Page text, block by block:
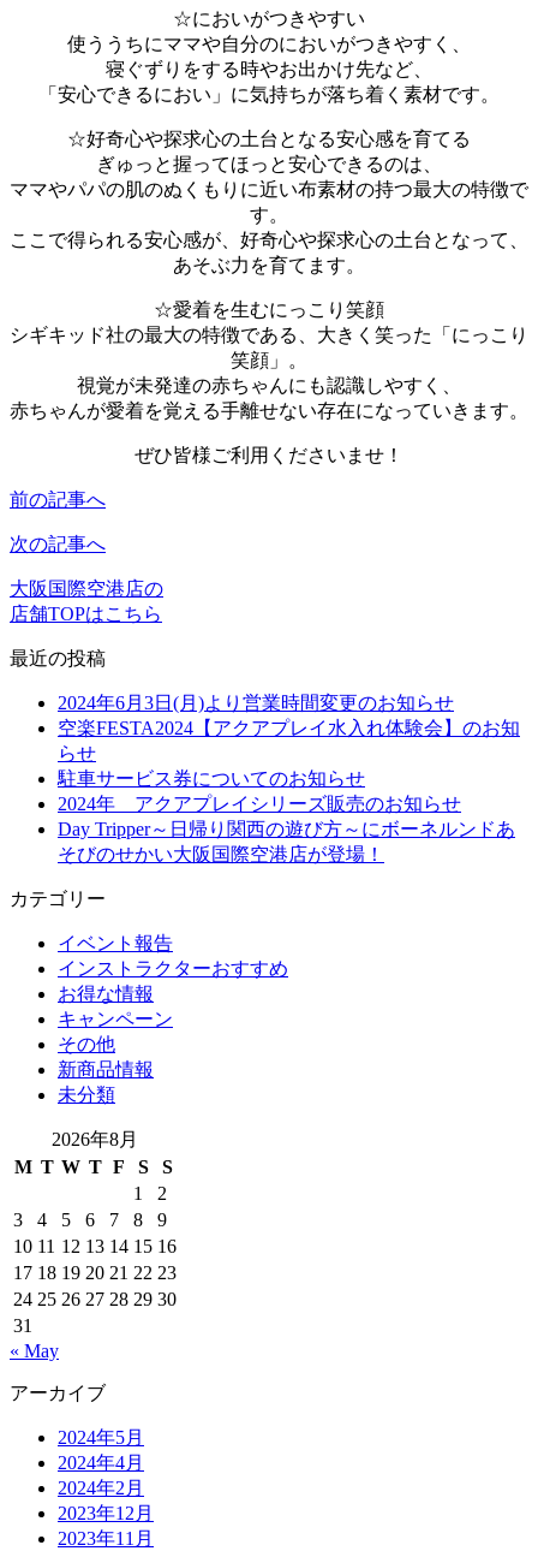
☆においがつきやすい
使ううちにママや自分のにおいがつきやすく、
寝ぐずりをする時やお出かけ先など、
「安心できるにおい」に気持ちが落ち着く素材です。
☆好奇心や探求心の土台となる安心感を育てる
ぎゅっと握ってほっと安心できるのは、
ママやパパの肌のぬくもりに近い布素材の持つ最大の特徴で
す。
ここで得られる安心感が、好奇心や探求心の土台となって、
あそぶ力を育てます。
☆愛着を生むにっこり笑顔
シギキッド社の最大の特徴である、大きく笑った「にっこり
笑顔」。
視覚が未発達の赤ちゃんにも認識しやすく、
赤ちゃんが愛着を覚える手離せない存在になっていきます。
ぜひ皆様ご利用くださいませ！
前の記事へ
次の記事へ
大阪国際空港店の
店舗TOPはこちら
最近の投稿
2024年6月3日(月)より営業時間変更のお知らせ
空楽FESTA2024【アクアプレイ水入れ体験会】のお知
らせ
駐車サービス券についてのお知らせ
2024年 アクアプレイシリーズ販売のお知らせ
Day Tripper～日帰り関西の遊び方～にボーネルンドあ
そびのせかい大阪国際空港店が登場！
カテゴリー
イベント報告
インストラクターおすすめ
お得な情報
キャンペーン
その他
新商品情報
未分類
2026年8月
M T W T F S
S
1
2
3
4 5 6 7 8
9
10 11 12 13 14 15 16
17 18 19 20 21 22 23
24 25 26 27 28 29 30
31
« May
アーカイブ
2024年5月
2024年4月
2024年2月
2023年12月
2023年11月